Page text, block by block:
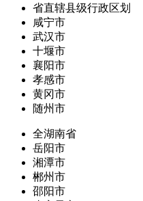
省直辖县级行政区划
咸宁市
武汉市
十堰市
襄阳市
孝感市
黄冈市
随州市
全湖南省
岳阳市
湘潭市
郴州市
邵阳市